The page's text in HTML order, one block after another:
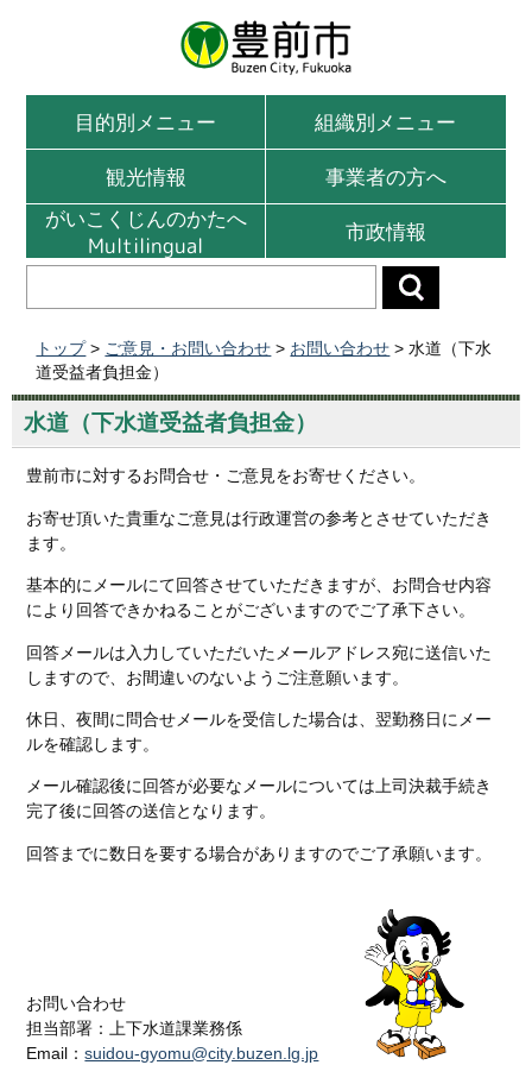
目的別メニュー
組織別メニュー
観光情報
事業者の方へ
がいこくじんのかたへ
Multilingual
市政情報
トップ > ご意見・お問い合わせ > お問い合わせ > 水道（下水
道受益者負担金）
水道（下水道受益者負担金）
豊前市に対するお問合せ・ご意見をお寄せください。
お寄せ頂いた貴重なご意見は行政運営の参考とさせていただき
ます。
基本的にメールにて回答させていただきますが、お問合せ内容
により回答できかねることがございますのでご了承下さい。
回答メールは入力していただいたメールアドレス宛に送信いた
しますので、お間違いのないようご注意願います。
休日、夜間に問合せメールを受信した場合は、翌勤務日にメー
ルを確認します。
メール確認後に回答が必要なメールについては上司決裁手続き
完了後に回答の送信となります。
回答までに数日を要する場合がありますのでご了承願います。
お問い合わせ
担当部署：上下水道課業務係
Email：suidou-gyomu@city.buzen.lg.jp